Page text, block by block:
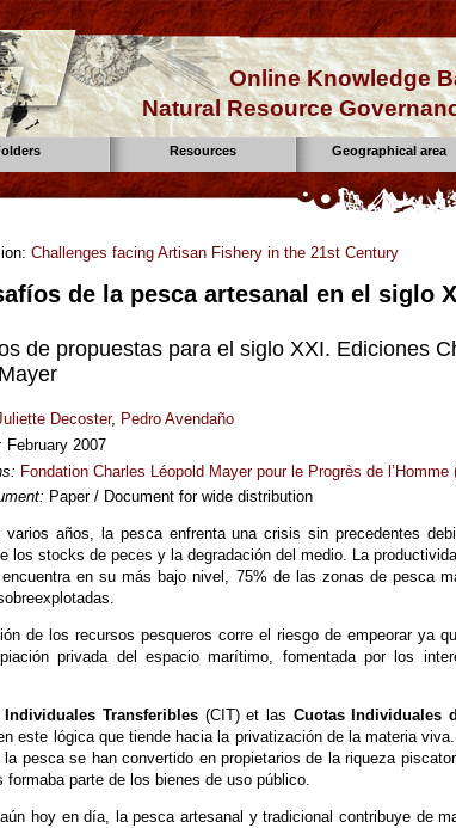
Online Knowledge
Natural Resource
Resources Geographical area
Challenges facing Artisan Fishery in the 21st Century
de la pesca artesanal en el siglo
de propuestas para el siglo XXI. Ediciones
Decoster, Pedro Avendaño
February 2007
Fondation Charles Léopold Mayer pour le Progrès de l’Homme
Paper / Document for wide distribution
varios años, la pesca enfrenta una crisis sin precedentes
los stocks de peces y la degradación del medio. La
en su más bajo nivel, 75% de las zonas de pesca
de los recursos pesqueros corre el riesgo de empeorar ya
privada del espacio marítimo, fomentada por los
Individuales Transferibles (CIT) et las Cuotas Individuales
este lógica que tiende hacia la privatización de la materia
pesca se han convertido en propietarios de la riqueza
formaba parte de los bienes de uso público.
hoy en día, la pesca artesanal y tradicional contribuye de